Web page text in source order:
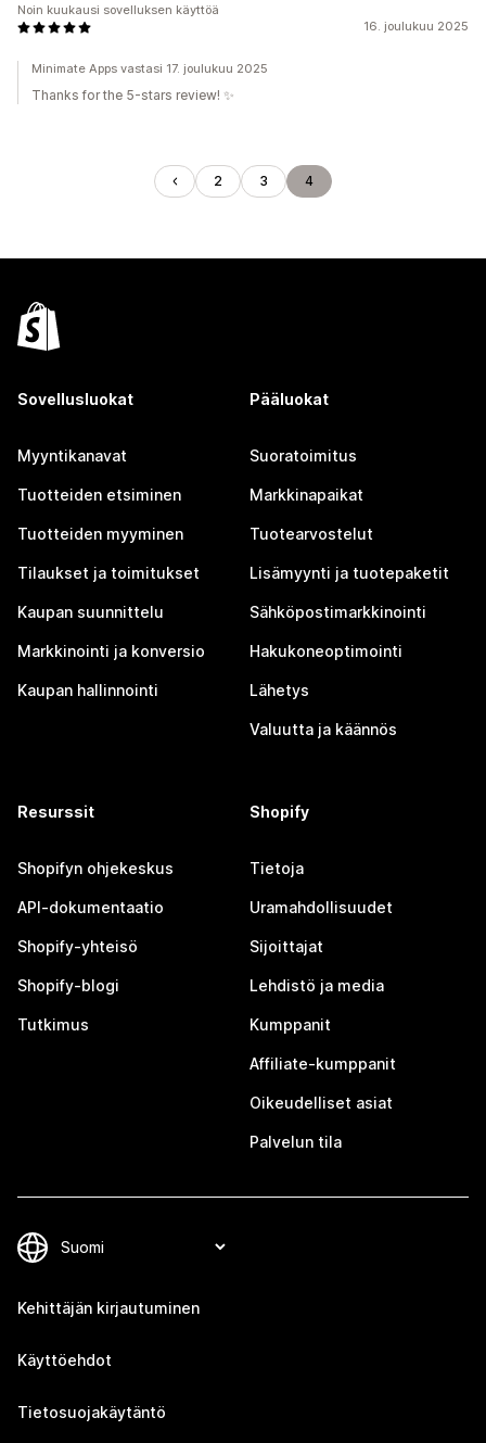
16. joulukuu 2025
Noin kuukausi sovelluksen käyttöä
Minimate Apps vastasi 17. joulukuu 2025
Thanks for the 5-stars review! ✨
2 3 4
Sovellusluokat
Myyntikanavat
Tuotteiden etsiminen
Tuotteiden myyminen
Tilaukset ja toimitukset
Kaupan suunnittelu
Markkinointi ja konversio
Kaupan hallinnointi
Pääluokat
Suoratoimitus
Markkinapaikat
Tuotearvostelut
Lisämyynti ja tuotepaketit
Sähköpostimarkkinointi
Hakukoneoptimointi
Lähetys
Valuutta ja käännös
Resurssit
Shopifyn ohjekeskus
API-dokumentaatio
Shopify-yhteisö
Shopify-blogi
Tutkimus
Shopify
Tietoja
Uramahdollisuudet
Sijoittajat
Lehdistö ja media
Kumppanit
Affiliate-kumppanit
Oikeudelliset asiat
Palvelun tila
Kehittäjän kirjautuminen
Käyttöehdot
Tietosuojakäytäntö